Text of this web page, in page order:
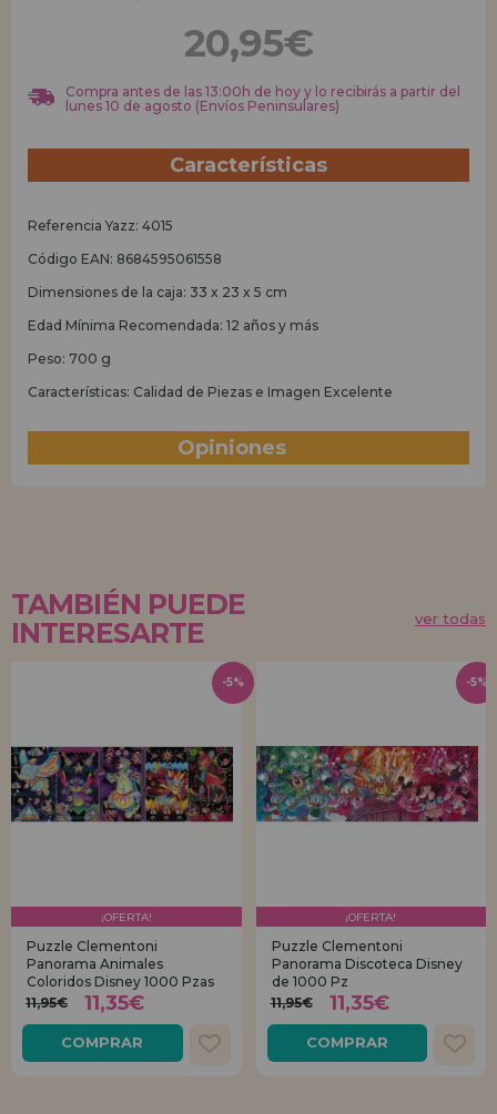
REGISTRO DISTRIBUIDOR
20,95€
Compra antes de las 13:00h de hoy y lo recibirás a partir del
lunes 10 de agosto (Envíos Peninsulares)
Características
Referencia Yazz: 4015
Código EAN: 8684595061558
Dimensiones de la caja: 33 x 23 x 5 cm
Edad Mínima Recomendada: 12 años y más
Peso: 700 g
Características: Calidad de Piezas e Imagen Excelente
Opiniones
TAMBIÉN PUEDE
INTERESARTE
ver todas
¡OFERTA!
Puzzle Clementoni
Panorama Animales
Coloridos Disney 1000 Pzas
11,95€
11,35€
COMPRAR
-5%
¡OFERTA!
Puzzle Clementoni
Panorama Discoteca Disney
de 1000 Pz
11,95€
11,35€
COMPRAR
-5%